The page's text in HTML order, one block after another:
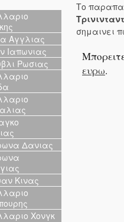
Αγγλιας
Ιαπωνιας
Ρωσιας
Δανιας
Κινας
Χονγκ
Το
σημαινει
ευρω.